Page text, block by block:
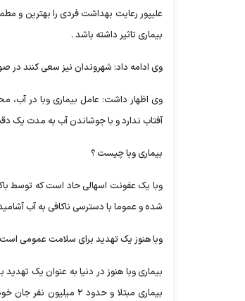
علیپور رعایت بهداشت فردی را بهترین و
بیماری تاثیر داشته باشد .
وی ادامه داد: شهروندان نیز سعی کنند در
وی اظهار داشت: عامل بیماری وبا در
آفتاب ندارد و با جوشاندن آب به مدت یک
بیماری وبا چیست ؟
وبا یک عفونت اسهالی حاد است که توسط
شده و عموما با دسترسی ناکافی به آب
وبا هنوز یک تهدید برای سلامت عمومی است و سالانه جان
بیماری وبا هنوز در دنیا به عنوان یک